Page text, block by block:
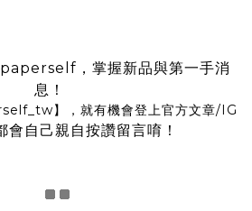
，掌握新品與第一手消
息！
】，就有機會登上官方文章/IG
會自己親自按讚留言唷！